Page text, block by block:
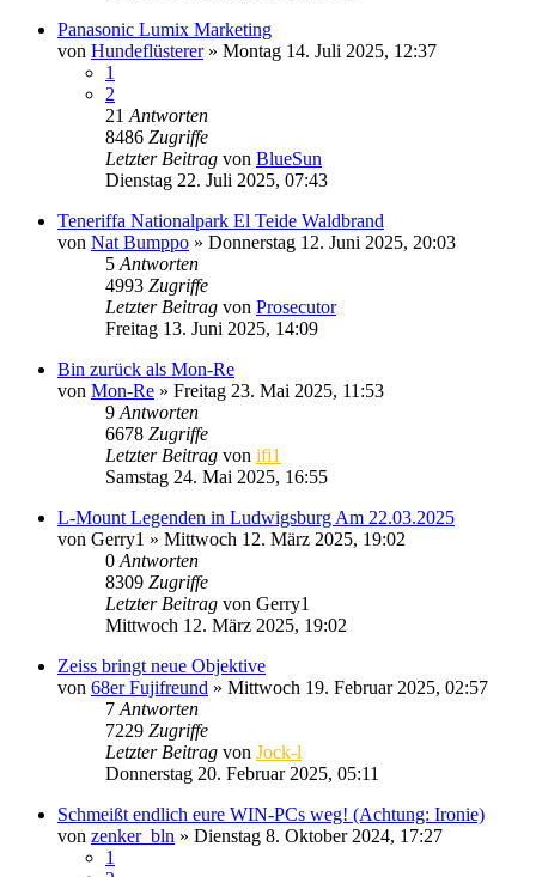
Panasonic Lumix Marketing
von Hundeflüsterer» Montag 14. Juli 2025, 12:37
1
2
21 Antworten
8486 Zugriffe
Letzter Beitrag von BlueSun
Dienstag 22. Juli 2025, 07:43
Teneriffa Nationalpark El Teide Waldbrand
von Nat Bumppo » Donnerstag 12. Juni 2025, 20:03
5 Antworten
4993 Zugriffe
Letzter Beitrag von Prosecutor
Freitag 13. Juni 2025, 14:09
Bin zurück als Mon-Re
von Mon-Re » Freitag 23. Mai 2025, 11:53
9 Antworten
6678 Zugriffe
Letzter Beitrag von ifi1
Samstag 24. Mai 2025, 16:55
L-Mount Legenden in Ludwigsburg Am 22.03.2025
von Gerry1 » Mittwoch 12. März 2025, 19:02
0 Antworten
8309 Zugriffe
Letzter Beitrag von Gerry1
Mittwoch 12. März 2025, 19:02
Zeiss bringt neue Objektive
von 68er Fujifreund » Mittwoch 19. Februar 2025, 02:57
7 Antworten
7229 Zugriffe
Letzter Beitrag von Jock-l
Donnerstag 20. Februar 2025, 05:11
Schmeißt endlich eure WIN-PCs weg! (Achtung: Ironie)
von zenker_bln » Dienstag 8. Oktober 2024, 17:27
1